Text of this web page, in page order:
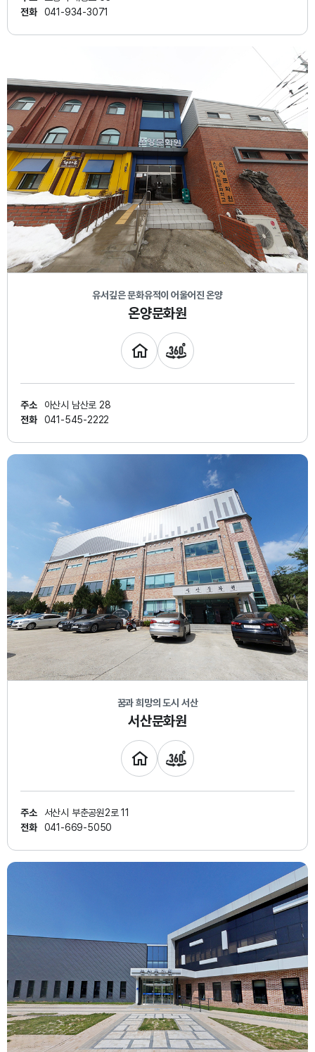
전화
041-934-3071
유서깊은 문화유적이 어울어진 온양
온양문화원
주소
아산시 남산로 28
전화
041-545-2222
꿈과 희망의 도시 서산
서산문화원
주소
서산시 부춘공원2로 11
전화
041-669-5050